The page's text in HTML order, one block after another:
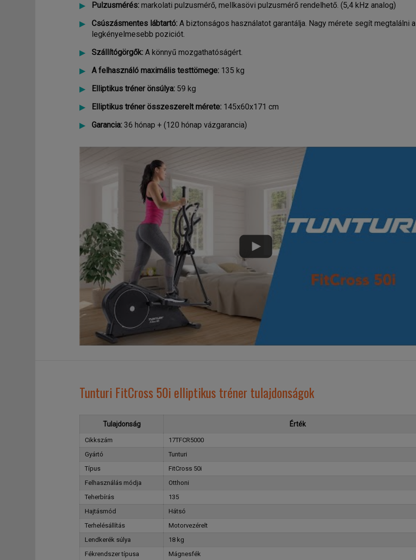
Pulzusmérés: markolati pulzusmérő, mellkasövi pulzusmérő rendelhető. (5,4 kHz analog)
Csúszásmentes lábtartó: A biztonságos használatot garantálja. Nagy mérete segít megtalálni a
legkényelmesebb poziciót.
Szállítógörgők: A könnyű mozgathatóságért.
A felhasználó maximális testtömege: 135 kg
Elliptikus tréner önsúlya: 59 kg
Elliptikus tréner összeszerelt mérete: 145x60x171 cm
Garancia: 36 hónap + (120 hónap vázgarancia)
Tunturi FitCross 50i elliptikus tréner tulajdonságok
Tulajdonság Érték
Cikkszám
17TFCR5000
Gyártó
Tunturi
Típus
FitCross 50i
Felhasználás módja
Otthoni
Teherbírás
135
Hajtásmód
Hátsó
Terhelésállítás
Motorvezérelt
Lendkerék súlya
18 kg
Fékrendszer típusa
Mágnesfék